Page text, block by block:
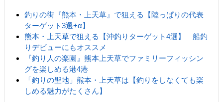
釣りの街『熊本・上天草』で狙える【陸っぱりの代表
ターゲット3選+α】
熊本・上天草で狙える【沖釣りターゲット4選】 船釣
りデビューにもオススメ
『釣り人の楽園』熊本上天草でファミリーフィッシン
グを楽しめる港4港
「釣りの聖地」熊本・上天草は【釣りをしなくても楽
しめる魅力がたくさん】